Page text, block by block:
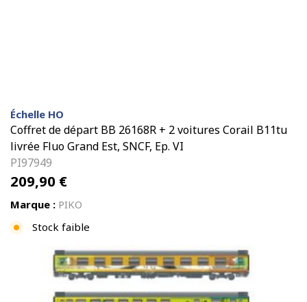
Échelle HO
Coffret de départ BB 26168R + 2 voitures Corail B11tu
livrée Fluo Grand Est, SNCF, Ep. VI
PI97949
209,90 €
Marque : PIKO
Stock faible